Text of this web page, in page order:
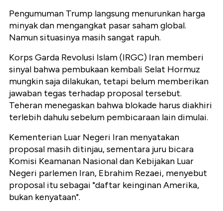
Pengumuman Trump langsung menurunkan harga
minyak dan mengangkat pasar saham global.
Namun situasinya masih sangat rapuh.
Korps Garda Revolusi Islam (IRGC) Iran memberi
sinyal bahwa pembukaan kembali Selat Hormuz
mungkin saja dilakukan, tetapi belum memberikan
jawaban tegas terhadap proposal tersebut.
Teheran menegaskan bahwa blokade harus diakhiri
terlebih dahulu sebelum pembicaraan lain dimulai.
Kementerian Luar Negeri Iran menyatakan
proposal masih ditinjau, sementara juru bicara
Komisi Keamanan Nasional dan Kebijakan Luar
Negeri parlemen Iran, Ebrahim Rezaei, menyebut
proposal itu sebagai "daftar keinginan Amerika,
bukan kenyataan".